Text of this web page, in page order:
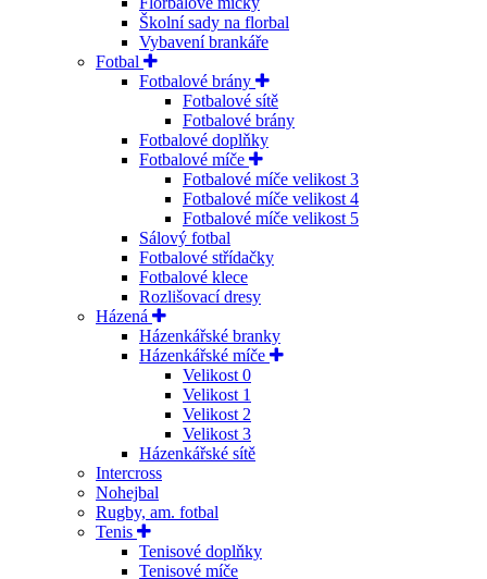
Školní sady na florbal
Vybavení brankáře
Fotbal
Fotbalové brány
Fotbalové sítě
Fotbalové brány
Fotbalové doplňky
Fotbalové míče
Fotbalové míče velikost 3
Fotbalové míče velikost 4
Fotbalové míče velikost 5
Sálový fotbal
Fotbalové střídačky
Fotbalové klece
Rozlišovací dresy
Házená
Házenkářské branky
Házenkářské míče
Velikost 0
Velikost 1
Velikost 2
Velikost 3
Házenkářské sítě
Intercross
Nohejbal
Rugby, am. fotbal
Tenis
Tenisové doplňky
Tenisové míče